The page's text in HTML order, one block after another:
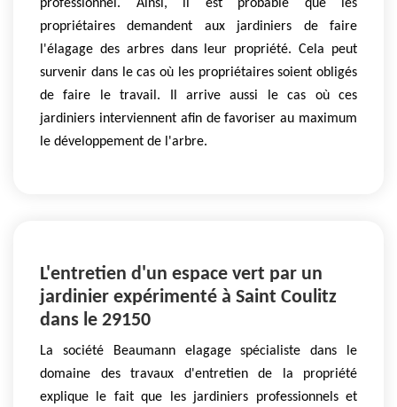
professionnel. Ainsi, il est probable que les
propriétaires demandent aux jardiniers de faire
l'élagage des arbres dans leur propriété. Cela peut
survenir dans le cas où les propriétaires soient obligés
de faire le travail. Il arrive aussi le cas où ces
jardiniers interviennent afin de favoriser au maximum
le développement de l'arbre.
L'entretien d'un espace vert par un
jardinier expérimenté à Saint Coulitz
dans le 29150
La société Beaumann elagage spécialiste dans le
domaine des travaux d'entretien de la propriété
explique le fait que les jardiniers professionnels et